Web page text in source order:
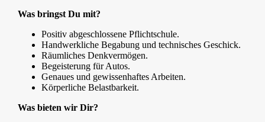
Was bringst Du mit?
Positiv abgeschlossene Pflichtschule.
Handwerkliche Begabung und technisches Geschick.
Räumliches Denkvermögen.
Begeisterung für Autos.
Genaues und gewissenhaftes Arbeiten.
Körperliche Belastbarkeit.
Was bieten wir Dir?